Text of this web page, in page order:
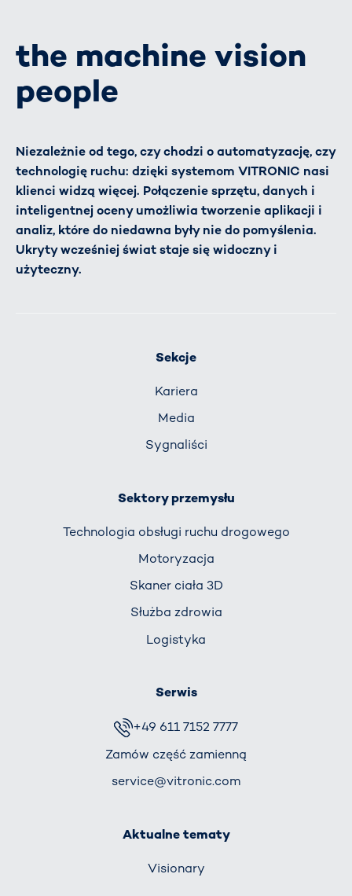
the machine vision
people
Niezależnie od tego, czy chodzi o automatyzację, czy
technologię ruchu: dzięki systemom VITRONIC nasi
klienci widzą więcej. Połączenie sprzętu, danych i
inteligentnej oceny umożliwia tworzenie aplikacji i
analiz, które do niedawna były nie do pomyślenia.
Ukryty wcześniej świat staje się widoczny i
użyteczny.
Sekcje
Kariera
Media
Sygnaliści
Sektory przemysłu
Technologia obsługi ruchu drogowego
Motoryzacja
Skaner ciała 3D
Służba zdrowia
Logistyka
Serwis
+49 611 7152 7777
Zamów część zamienną
service@vitronic.com
Aktualne tematy
Visionary